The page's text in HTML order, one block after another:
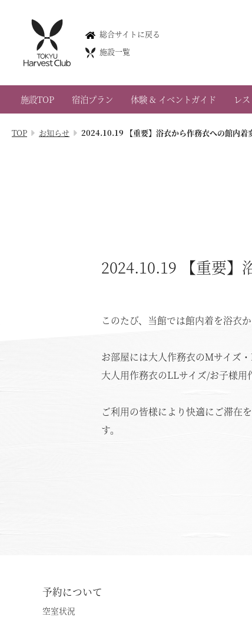
総合サイトに戻る
施設一覧
施設TOP 宿泊プラン 体験 & イベントガイド レ
南紀田辺
Nankitanabe
会員権のご案内
TOP
TOP お知らせ 2024.10.19 【重要】浴衣から作務衣への館内着
2024.10.19 【重要
このたび、当館では館内着を浴衣
お部屋には大人作務衣のMサイズ
大人用作務衣のLLサイズ/お子様用
ご利用の皆様により快適にご滞在
す。
予約について
空室状況